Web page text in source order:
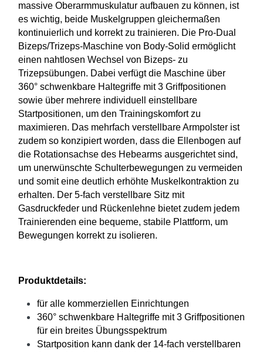
massive Oberarmmuskulatur aufbauen zu können, ist
es wichtig, beide Muskelgruppen gleichermaßen
kontinuierlich und korrekt zu trainieren. Die Pro-Dual
Bizeps/Trizeps-Maschine von Body-Solid ermöglicht
einen nahtlosen Wechsel von Bizeps- zu
Trizepsübungen. Dabei verfügt die Maschine über
360° schwenkbare Haltegriffe mit 3 Griffpositionen
sowie über mehrere individuell einstellbare
Startpositionen, um den Trainingskomfort zu
maximieren. Das mehrfach verstellbare Armpolster ist
zudem so konzipiert worden, dass die Ellenbogen auf
die Rotationsachse des Hebearms ausgerichtet sind,
um unerwünschte Schulterbewegungen zu vermeiden
und somit eine deutlich erhöhte Muskelkontraktion zu
erhalten. Der 5-fach verstellbare Sitz mit
Gasdruckfeder und Rückenlehne bietet zudem jedem
Trainierenden eine bequeme, stabile Plattform, um
Bewegungen korrekt zu isolieren.
Produktdetails:
für alle kommerziellen Einrichtungen
360° schwenkbare Haltegriffe mit 3 Griffpositionen
für ein breites Übungsspektrum
Startposition kann dank der 14-fach verstellbaren